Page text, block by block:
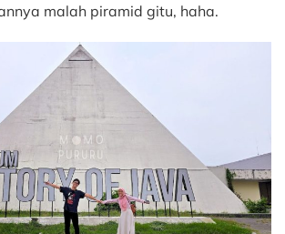
malah piramid gitu, haha.